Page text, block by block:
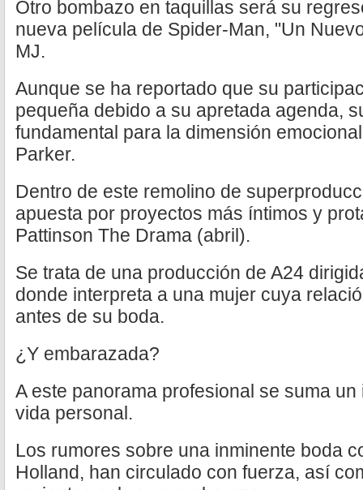
Otro bombazo en taquillas será su
nueva película de Spider-Man, "Un
MJ.
Aunque se ha reportado que su
pequeña debido a su apretada agenda,
fundamental para la dimensión
Parker.
Dentro de este remolino de
apuesta por proyectos más íntimos y
Pattinson The Drama (abril).
Se trata de una producción de A24
donde interpreta a una mujer cuya
antes de su boda.
¿Y embarazada?
A este panorama profesional se suma
vida personal.
Los rumores sobre una inminente boda
Holland, han circulado con fuerza, así